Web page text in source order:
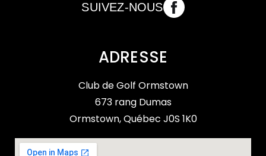
SUIVEZ-NOUS
ADRESSE
Club de Golf Ormstown
673 rang Dumas
Ormstown, Québec J0S 1K0